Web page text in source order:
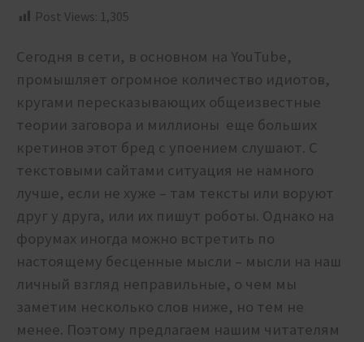
Post Views: 1,305
Сегодня в сети, в основном на YouTube,
промышляет огромное количество идиотов,
кругами пересказывающих общеизвестные
теории заговора и миллионы еще больших
кретинов этот бред с упоением слушают. С
текстовыми сайтами ситуация не намного
лучше, если не хуже – там тексты или воруют
друг у друга, или их пишут роботы. Однако на
форумах иногда можно встретить по
настоящему бесценные мысли – мысли на наш
личный взгляд неправильные, о чем мы
заметим несколько слов ниже, но тем не
менее. Поэтому предлагаем нашим читателям